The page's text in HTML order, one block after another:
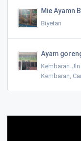
Mie Ayamn
Biyetan
Ayam
Kembaran
Kembaran,